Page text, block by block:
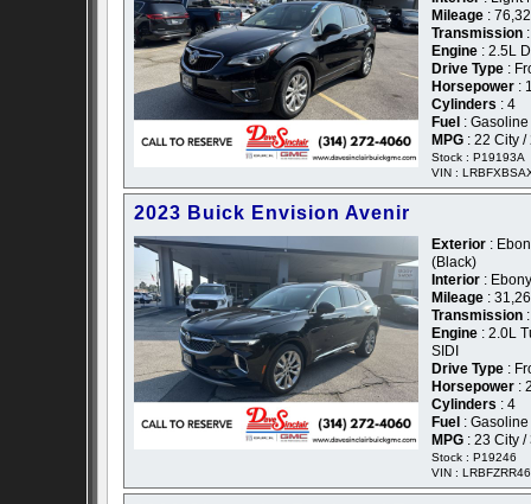
Mileage :
Transmission
Engine : 2.5L
Drive Type :
Horsepower :
Cylinders : 4
Fuel : Gasoline
MPG : 22 City /
Stock : P19193A
VIN :
2023 Buick Envision Avenir
Exterior :
(Black)
Interior :
Mileage :
Transmission
Engine : 2.0L
SIDI
Drive Type :
Horsepower :
Cylinders : 4
Fuel : Gasoline
MPG : 23 City /
Stock : P19246
VIN :